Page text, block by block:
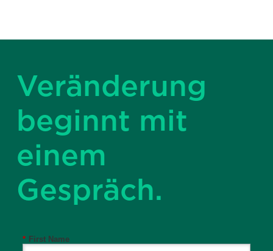
Veränderung
beginnt mit
einem
Gespräch.
* First Name